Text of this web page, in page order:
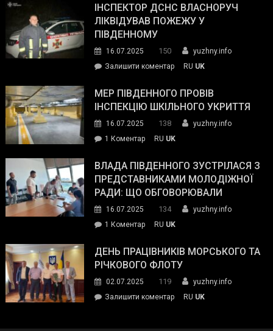
провів
нараду
силових
та
органів:
«Наш
спільний
окупанти.
Маємо
діяти
команда
ІНСПЕКТОР ДСНС ВЛАСНОРУЧ
ЛІКВІДУВАВ ПОЖЕЖУ У
ПІВДЕННОМУ
16.07.2025 150
yuzhny.info
Залишити коментарon
ДСНС
власноруч
пожежу
у
RU UK
МЕР ПІВДЕННОГО ПРОВІВ
ІНСПЕКЦІЮ ШКІЛЬНОГО УКРИТТЯ
16.07.2025 138
yuzhny.info
1 Коментардо
Південного
провів
інспекцію
укриття
RU UK
ВЛАДА ПІВДЕННОГО ЗУСТРІЛАСЯ З
ПРЕДСТАВНИКАМИ МОЛОДІЖНОЇ
РАДИ: ЩО ОБГОВОРЮВАЛИ
16.07.2025 134
yuzhny.info
1 Коментардо
Південного
зустрілася
представниками
молодіжної
RU UK
ДЕНЬ ПРАЦІВНИКІВ МОРСЬКОГО ТА
РІЧКОВОГО ФЛОТУ
02.07.2025 119
yuzhny.info
Залишити коментарon
RU UK